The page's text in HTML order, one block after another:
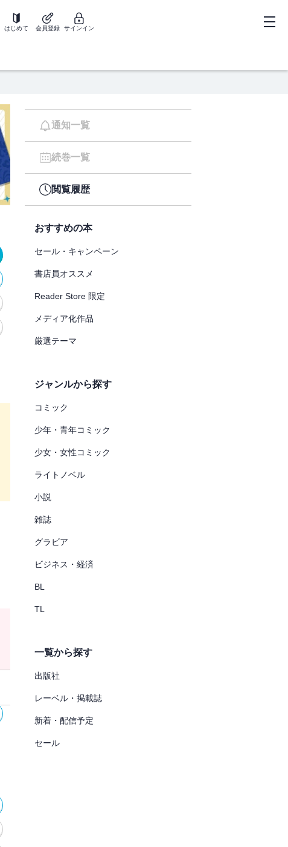
はじめて 会員登録 サインイン
通知一覧
続巻一覧
閲覧履歴
おすすめの本
セール・キャンペーン
書店員オススメ
Reader Store 限定
メディア化作品
厳選テーマ
ジャンルから探す
コミック
少年・青年コミック
少女・女性コミック
ライトノベル
小説
雑誌
グラビア
ビジネス・経済
BL
TL
一覧から探す
出版社
レーベル・掲載誌
新着・配信予定
セール